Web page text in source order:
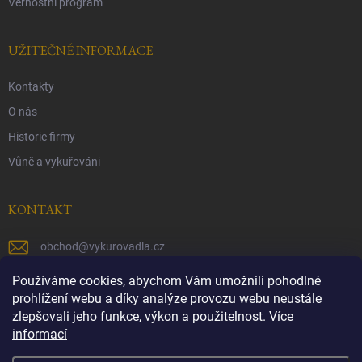
Používáme cookies, abychom Vám umožnili pohodlné
prohlížení webu a díky analýze provozu webu neustále
zlepšovali jeho funkce, výkon a použitelnost. Více
informací
UŽITEČNÉ INFORMACE
Kontakty
O nás
Historie firmy
Vůně a vykuřováni
KONTAKT
obchod@vykurovadla.cz
+420 603 149 699
https://www.facebook.com/vykurovadla.cz/
https://www.instagram.com/vykurovadla.cz/